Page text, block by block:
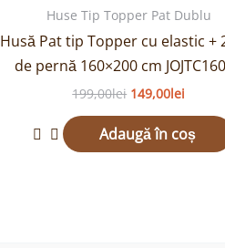
Huse Tip Topper Pat Dublu
Husă Pat tip Topper cu elastic +
de pernă 160×200 cm
199,00lei
199,00lei.
149,00lei
Adaugă în coș